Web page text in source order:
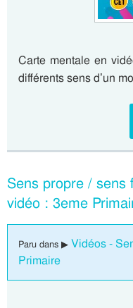
Carte mentale en
différents sens d’un
Sens propre / sens
vidéo : 3eme
Paru dans ▶ Vidéos -
Primaire